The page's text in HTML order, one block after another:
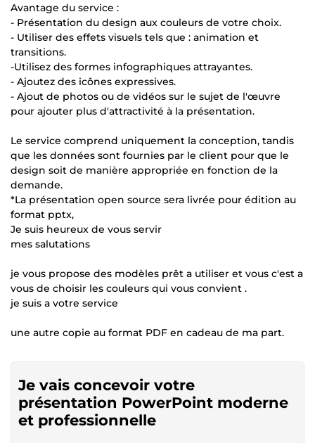
Avantage du service :
- Présentation du design aux couleurs de votre choix.
- Utiliser des effets visuels tels que : animation et
transitions.
-Utilisez des formes infographiques attrayantes.
- Ajoutez des icônes expressives.
- Ajout de photos ou de vidéos sur le sujet de l'œuvre
pour ajouter plus d'attractivité à la présentation.
Le service comprend uniquement la conception, tandis
que les données sont fournies par le client pour que le
design soit de manière appropriée en fonction de la
demande.
*La présentation open source sera livrée pour édition au
format pptx,
Je suis heureux de vous servir
mes salutations
je vous propose des modèles prêt a utiliser et vous c'est a
vous de choisir les couleurs qui vous convient .
je suis a votre service
une autre copie au format PDF en cadeau de ma part.
Je vais concevoir votre
présentation PowerPoint moderne
et professionnelle